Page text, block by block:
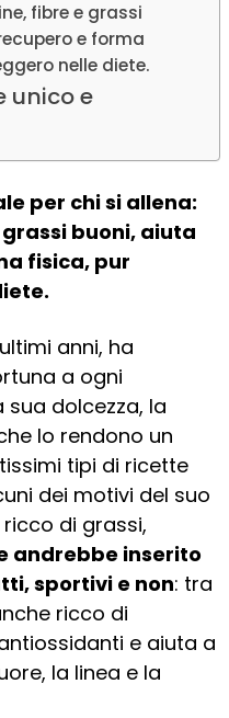
fibre e grassi
e forma
nelle diete.
unico e
per chi si allena:
buoni, aiuta
fisica, pur
anni, ha
a ogni
sua dolcezza, la
lo rendono un
tipi di ricette
dei motivi del suo
di grassi,
andrebbe inserito
sportivi e non: tra
ricco di
e aiuta a
la linea e la